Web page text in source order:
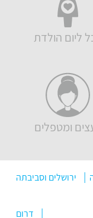
ליום הולדת
ומטפלים
ירושלים וסביבתה
דרום